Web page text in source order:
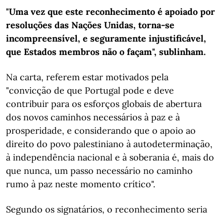
"Uma vez que este reconhecimento é apoiado por
resoluções das Nações Unidas, torna-se
incompreensível, e seguramente injustificável,
que Estados membros não o façam", sublinham.
Na carta, referem estar motivados pela
"convicção de que Portugal pode e deve
contribuir para os esforços globais de abertura
dos novos caminhos necessários à paz e à
prosperidade, e considerando que o apoio ao
direito do povo palestiniano à autodeterminação,
à independência nacional e à soberania é, mais do
que nunca, um passo necessário no caminho
rumo à paz neste momento crítico".
Segundo os signatários, o reconhecimento seria